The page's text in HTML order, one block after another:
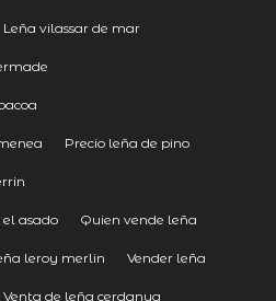
Leña vilassar de mar
Precio leña de pino
asado Quien vende leña
leroy merlin Vender leña
Venta de leña cerdanya